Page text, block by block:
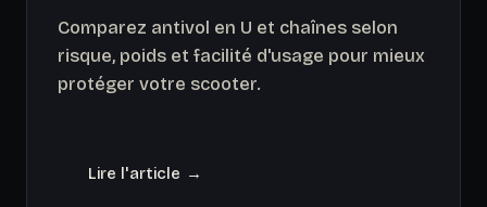
Comparez antivol en U et chaînes selon
risque, poids et facilité d'usage pour mieux
protéger votre scooter.
Lire l'article →